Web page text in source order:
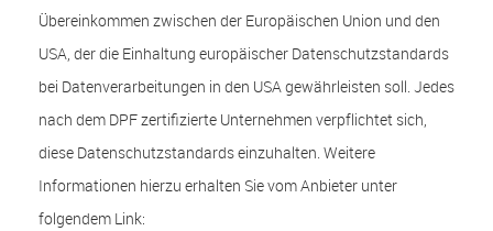
Übereinkommen zwischen der Europäischen Union und den
USA, der die Einhaltung europäischer Datenschutzstandards
bei Datenverarbeitungen in den USA gewährleisten soll. Jedes
nach dem DPF zertifizierte Unternehmen verpflichtet sich,
diese Datenschutzstandards einzuhalten. Weitere
Informationen hierzu erhalten Sie vom Anbieter unter
folgendem Link: